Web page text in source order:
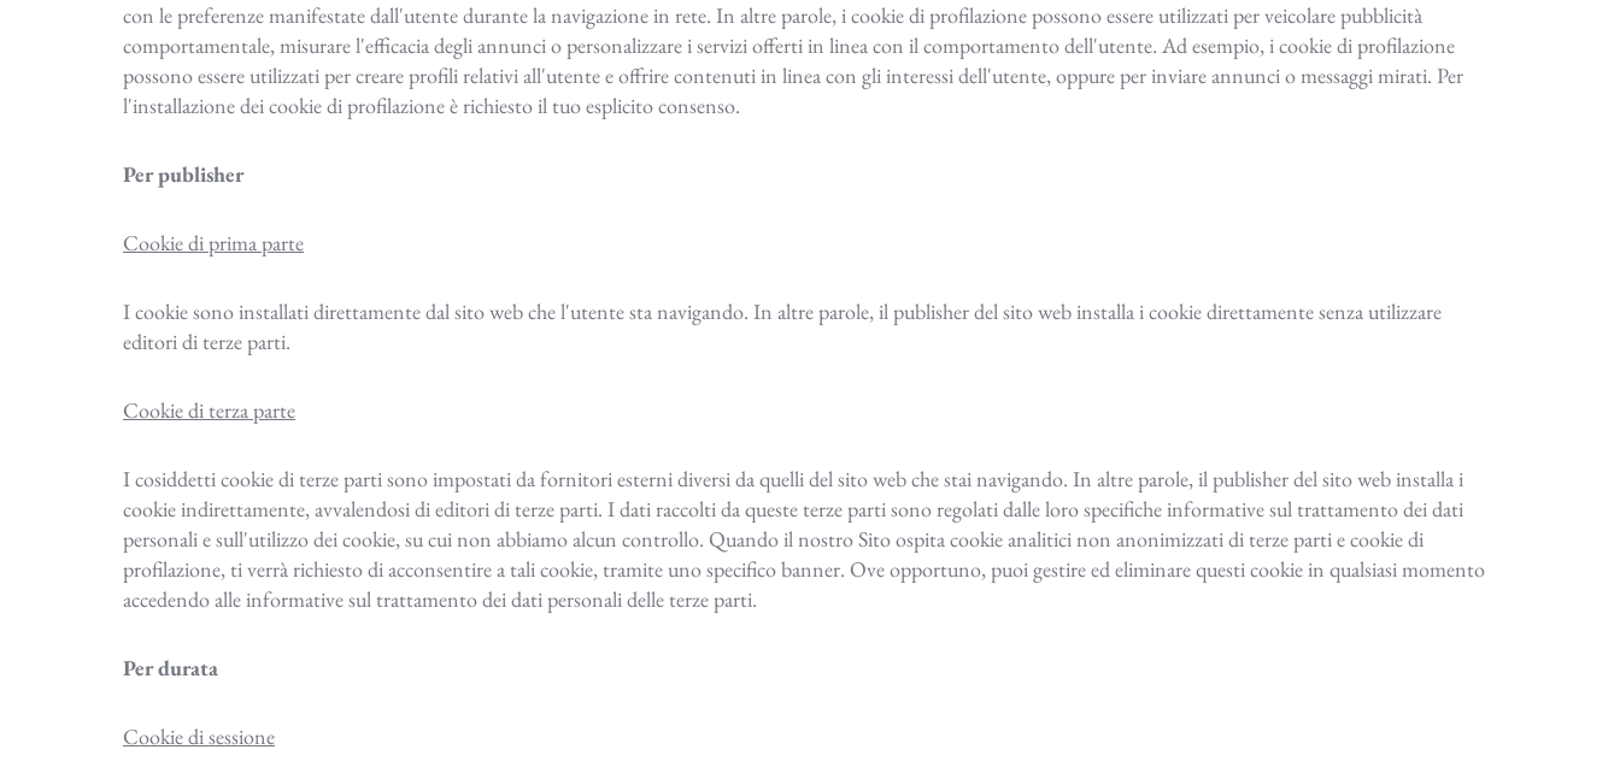
con le preferenze manifestate dall'utente durante la navigazione in rete. In altre parole, i cookie di profilazione possono essere utilizzati per veicolare pubblicità
comportamentale, misurare l'efficacia degli annunci o personalizzare i servizi offerti in linea con il comportamento dell'utente. Ad esempio, i cookie di profilazione
possono essere utilizzati per creare profili relativi all'utente e offrire contenuti in linea con gli interessi dell'utente, oppure per inviare annunci o messaggi mirati. Per
l'installazione dei cookie di profilazione è richiesto il tuo esplicito consenso.
Per publisher
Cookie di prima parte
I cookie sono installati direttamente dal sito web che l'utente sta navigando. In altre parole, il publisher del sito web installa i cookie direttamente senza utilizzare
editori di terze parti.
Cookie di terza parte
I cosiddetti cookie di terze parti sono impostati da fornitori esterni diversi da quelli del sito web che stai navigando. In altre parole, il publisher del sito web installa i
cookie indirettamente, avvalendosi di editori di terze parti. I dati raccolti da queste terze parti sono regolati dalle loro specifiche informative sul trattamento dei dati
personali e sull'utilizzo dei cookie, su cui non abbiamo alcun controllo. Quando il nostro Sito ospita cookie analitici non anonimizzati di terze parti e cookie di
profilazione, ti verrà richiesto di acconsentire a tali cookie, tramite uno specifico banner. Ove opportuno, puoi gestire ed eliminare questi cookie in qualsiasi momento
accedendo alle informative sul trattamento dei dati personali delle terze parti.
Per durata
Cookie di sessione